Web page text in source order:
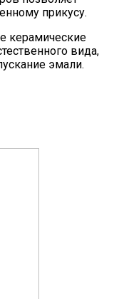
прикусу.
керамические
вида,
эмали.